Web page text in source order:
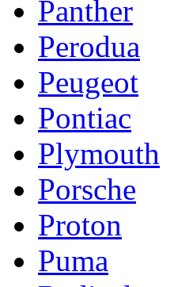
Panther
Perodua
Peugeot
Pontiac
Plymouth
Porsche
Proton
Puma